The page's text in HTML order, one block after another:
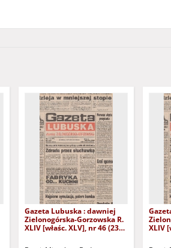
Gazeta Lubuska : dawniej
Zielonogórska-Gorzowska R.
XLIV [właśc. XLV], nr 46 (23
XLIV